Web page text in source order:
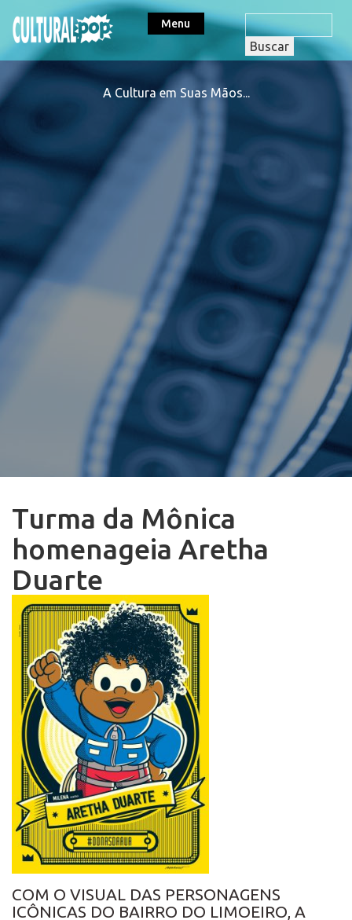
Menu
A Cultura em Suas Mãos...
Turma da Mônica
homenageia Aretha
Duarte
COM O VISUAL DAS PERSONAGENS
ICÔNICAS DO BAIRRO DO LIMOEIRO, A